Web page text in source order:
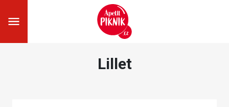
Lillet